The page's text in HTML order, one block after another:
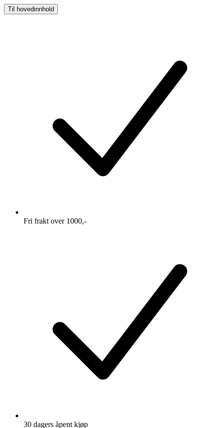
Til hovedinnhold
Fri frakt over 1000,-
30 dagers åpent kjøp